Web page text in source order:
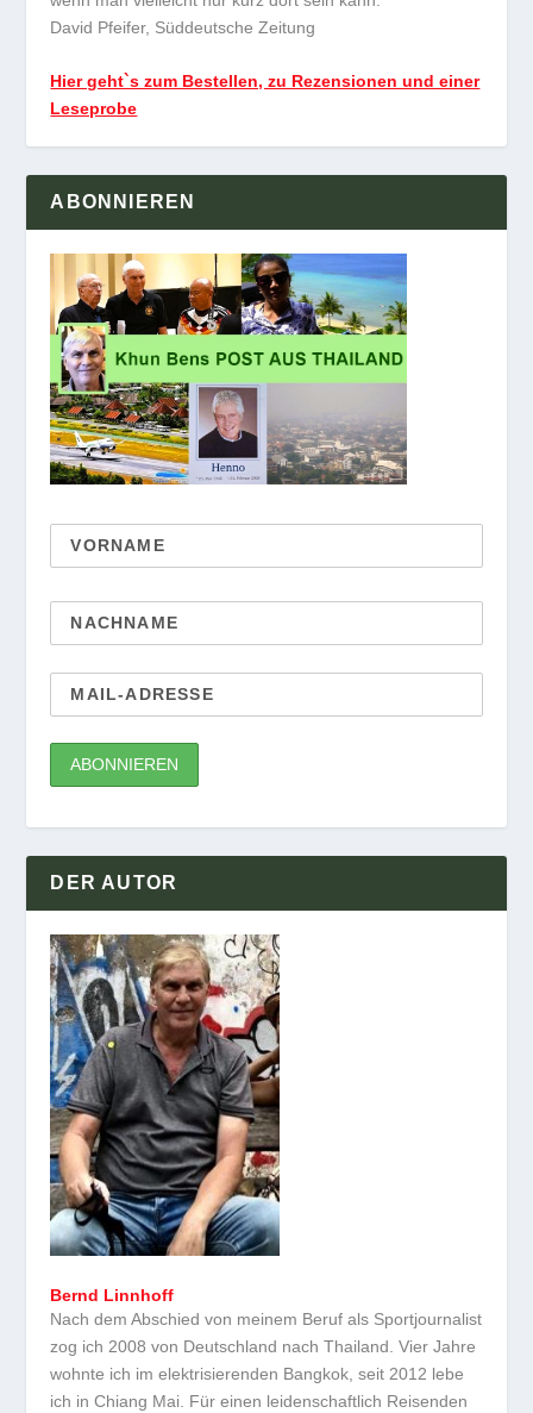
David Pfeifer, Süddeutsche Zeitung
Hier geht`s zum Bestellen, zu Rezensionen und einer
Leseprobe
ABONNIEREN
DER AUTOR
Bernd Linnhoff
Nach dem Abschied von meinem Beruf als Sportjournalist
zog ich 2008 von Deutschland nach Thailand. Vier Jahre
wohnte ich im elektrisierenden Bangkok, seit 2012 lebe
ich in Chiang Mai. Für einen leidenschaftlich Reisenden